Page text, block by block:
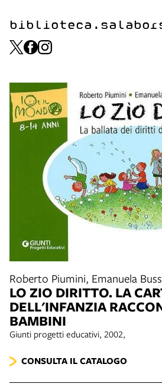
Roberto Piumini, Emanuela
LO ZIO DIRITTO. LA
DELL'INFANZIA
BAMBINI
Giunti progetti educativi, 2002,
CONSULTA IL CATALOGO